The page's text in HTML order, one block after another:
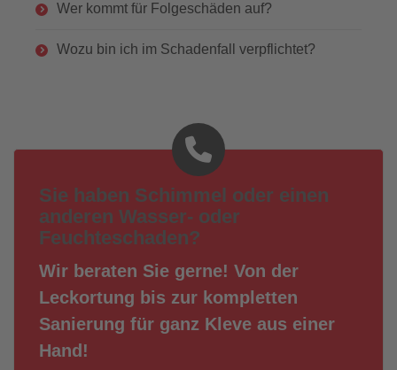
Wer kommt für Folgeschäden auf?
Wozu bin ich im Schadenfall verpflichtet?
Sie haben Schimmel oder einen
anderen Wasser- oder
Feuchteschaden?
Wir beraten Sie gerne! Von der
Leckortung bis zur kompletten
Sanierung für ganz Kleve aus einer
Hand!